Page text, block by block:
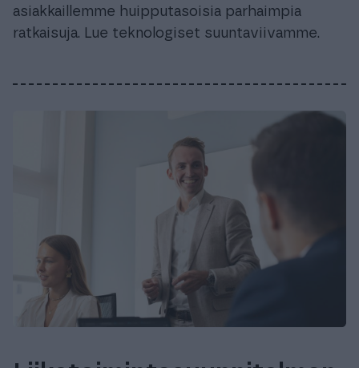
asiakkaillemme huipputasoisia parhaimpia
ratkaisuja. Lue teknologiset suuntaviivamme.